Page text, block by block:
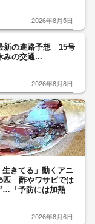
2026年8月5日
新の進路予想 15号
みの交通...
2026年8月8日
生きてる」動くアニ
匹 酢やワサビでは
…「予防には加熱
2026年8月6日